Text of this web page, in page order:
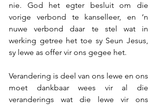
nie. God het egter besluit om die
vorige verbond te kanselleer, en ‘n
nuwe verbond daar te stel wat in
werking getree het toe sy Seun Jesus,
sy lewe as offer vir ons gegee het.
Verandering is deel van ons lewe en ons
moet dankbaar wees vir al die
veranderings wat die lewe vir ons